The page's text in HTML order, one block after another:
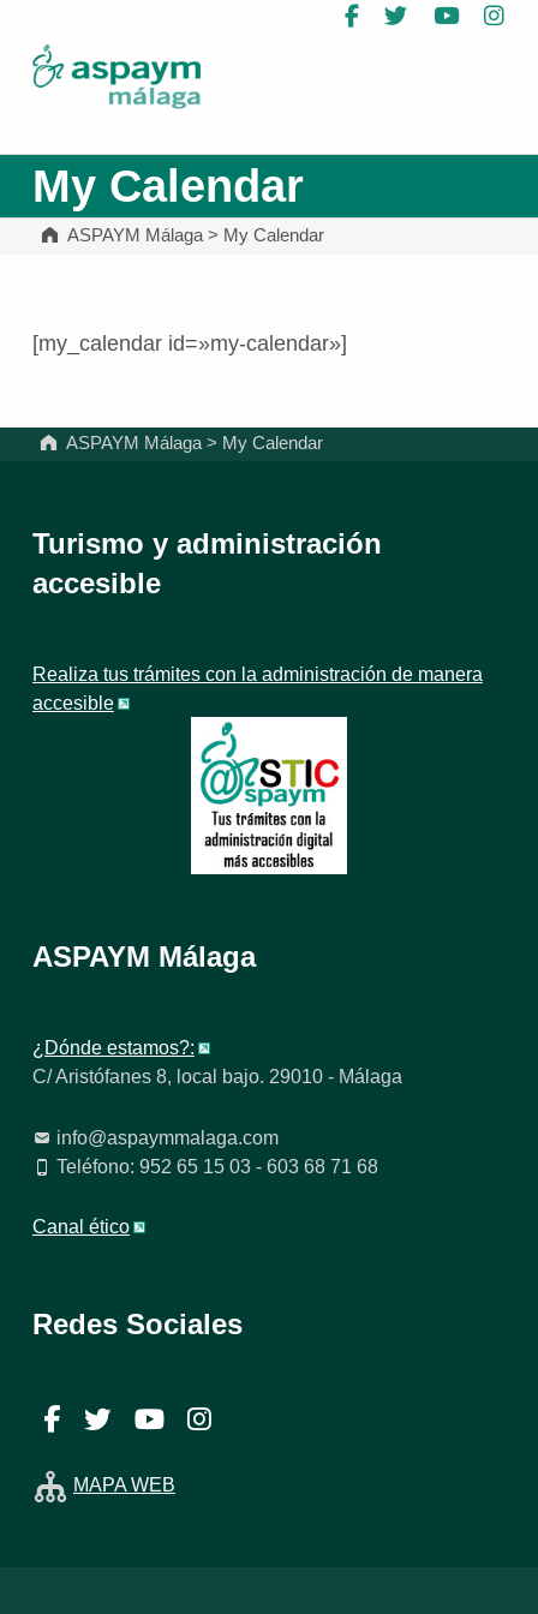
Facebook
Twitter
My Calendar
ASPAYM Málaga> My Calendar
[my_calendar id=»my-calendar»]
ASPAYM Málaga > My Calendar
Turismo y administración
accesible
Realiza tus trámites con la administración de manera
accesible
ASPAYM Málaga
¿Dónde estamos?:
C/ Aristófanes 8, local bajo. 29010 - Málaga
info@aspaymmalaga.com
Teléfono: 952 65 15 03 - 603 68 71 68
Canal ético
Redes Sociales
Facebook
TwitterYouTube
MAPA WEB